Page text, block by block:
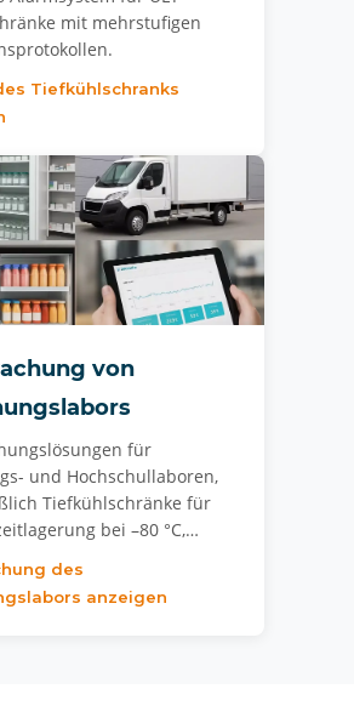
mit mehrstufigen
Tiefkühlschranks
von
für
und Hochschullaboren,
Tiefkühlschränke für
bei –80 °C,…
des
anzeigen